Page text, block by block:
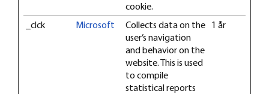
We use cookies to offer you a better user experience,
analyse traffic and for advertising. You may change your
preferences below or at any time later.
cookie.
_clck Microsoft
Collects data on the
user’s navigation
and behavior on the
website. This is used
to compile
statistical reports
1 år